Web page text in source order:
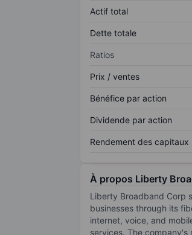
Actif total
Dette totale
Ratios
Prix / ventes
Bénéfice par action
Dividende par action
Rendement des capitaux
À propos Liberty
Liberty Broadband Corp
businesses through its
internet, voice, and
services. The company's